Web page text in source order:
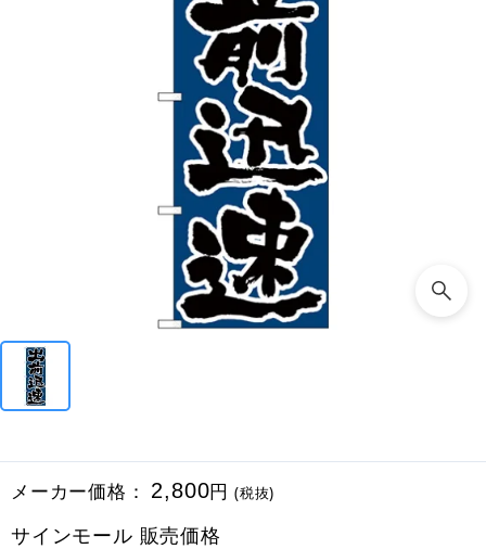
メーカー価格： 2,800円(税抜)
サインモール 販売価格